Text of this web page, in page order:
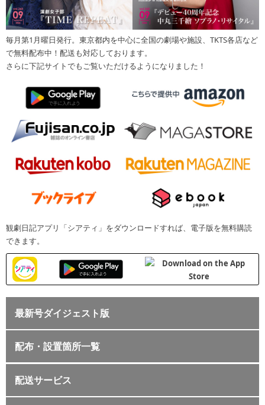
毎月第1月曜日発行。東京都内を中心に全国の劇場や施設、TKTS各店など
で無料配布中！配送も対応しております。
さらに下記サイトでもご覧いただけるようになりました！
観劇日記アプリ「シアティ」をダウンロードすれば、電子版を無料購読
できます。
最新号ダイジェスト版
配布・設置箇所一覧
配送サービス